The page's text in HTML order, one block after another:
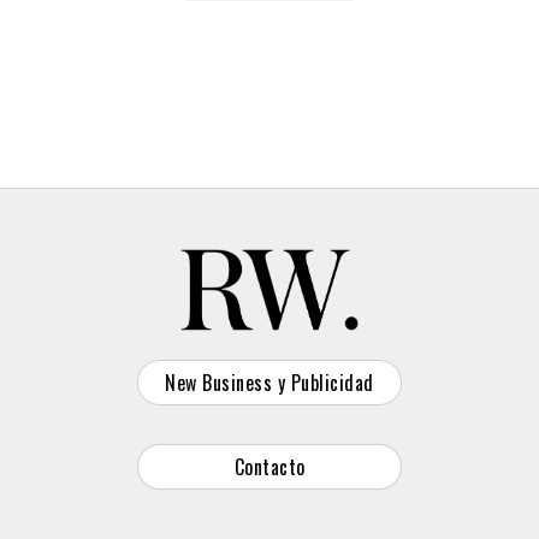
Walker y la Casa de Papel,“The Hidden Message”,
encuentro de la industria digital española organizado
ideas desde la estrategia y
New Business y Publicidad
Contacto